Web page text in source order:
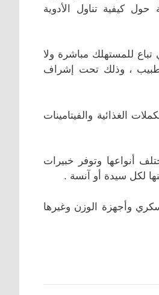
كيفية تناول الأدوية
تباع للمستهلك مباشرة ولا
طبيب ، وذلك تحت إشراف
الغذائية والفيتامينات
أنواعها وتوفر خبيرات
لكل سيدة أو آنسة .
وأجهزة الوزن وغيرها